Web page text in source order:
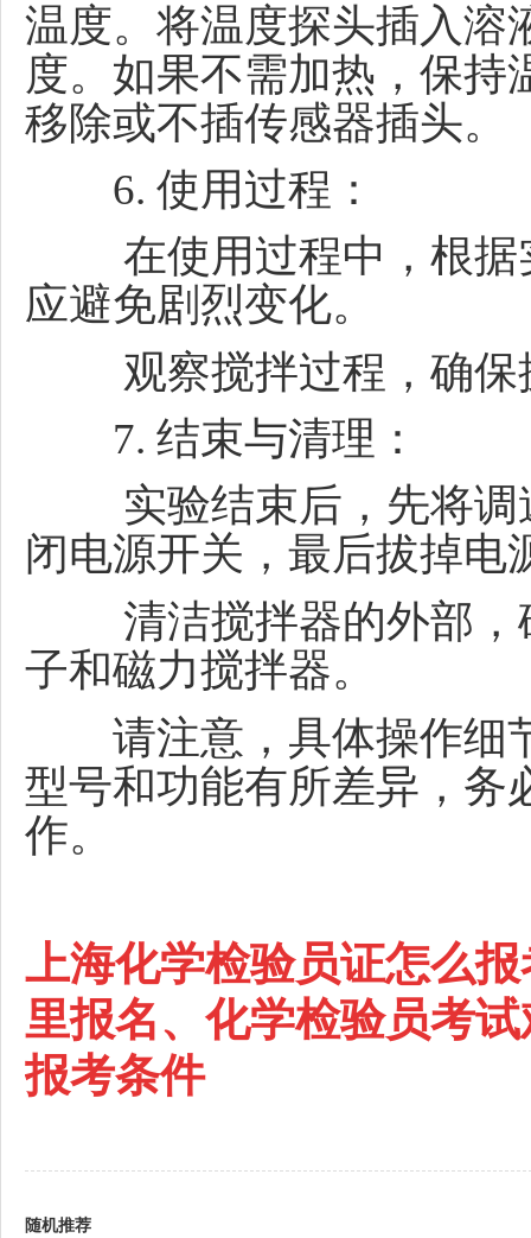
温度。 将温度探头插入溶
度。 如果不需加热，保持
移除或不插传感器插头。
6. 使用过程：
在使用过程中，根
应避免剧烈变化。
观察搅拌过程，确
7. 结束与清理：
实验结束后，先将
闭电源开关，最后拔掉电
清洁搅拌器的外部
子和磁力搅拌器。
请注意，具体操作细
型号和功能有所差异，务
作。
上海化学检验员证怎么
里报名、化学检验员考
报考条件
随机推荐